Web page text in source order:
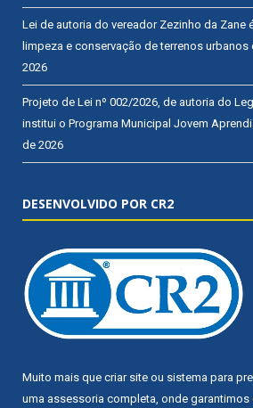
Lei de autoria do vereador Zezinho da Zane
limpeza e conservação de terrenos urbanos
2026
Projeto de Lei nº 002/2026, de autoria do
institui o Programa Municipal Jovem
de 2026
DESENVOLVIDO POR CR2
Muito mais que criar site ou sistema para
uma assessoria completa, onde